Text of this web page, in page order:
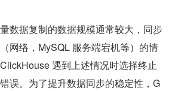
数据复制的数据规模通常较大，同步
网络，MySQL 服务端宕机等）的情
遇到上述情况时选择终止
误。为了提升数据同步的稳定性，G